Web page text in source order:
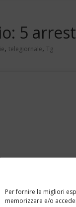
Per fornire le migliori
memorizzare e/o
5
, telegiornale, Tg